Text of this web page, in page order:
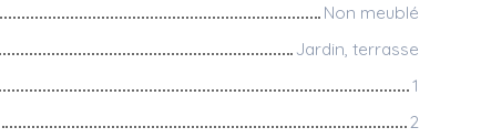
Non meublé
Jardin, terrasse
1
2